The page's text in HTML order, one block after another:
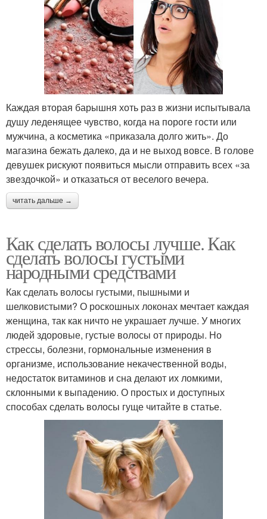
Каждая вторая барышня хоть раз в жизни испытывала
душу леденящее чувство, когда на пороге гости или
мужчина, а косметика «приказала долго жить». До
магазина бежать далеко, да и не выход вовсе. В голове
девушек рискуют появиться мысли отправить всех «за
звездочкой» и отказаться от веселого вечера.
читать дальше →
Как сделать волосы лучше. Как
сделать волосы густыми
народными средствами
Как сделать волосы густыми, пышными и
шелковистыми? О роскошных локонах мечтает каждая
женщина, так как ничто не украшает лучше. У многих
людей здоровые, густые волосы от природы. Но
стрессы, болезни, гормональные изменения в
организме, использование некачественной воды,
недостаток витаминов и сна делают их ломкими,
склонными к выпадению. О простых и доступных
способах сделать волосы гуще читайте в статье.